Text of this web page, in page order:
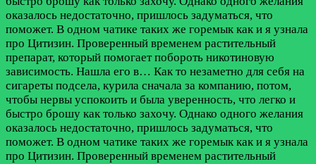
оказалось недостаточно, пришлось задуматься, что
поможет. В одном чатике таких же горемык как и я узнала
про Цитизин. Проверенный временем растительный
препарат, который помогает побороть никотиновую
зависимость. Нашла его в… Как то незаметно для себя на
сигареты подсела, курила сначала за компанию, потом,
чтобы нервы успокоить и была уверенность, что легко и
быстро брошу как только захочу. Однако одного желания
оказалось недостаточно, пришлось задуматься, что
поможет. В одном чатике таких же горемык как и я узнала
про Цитизин. Проверенный временем растительный